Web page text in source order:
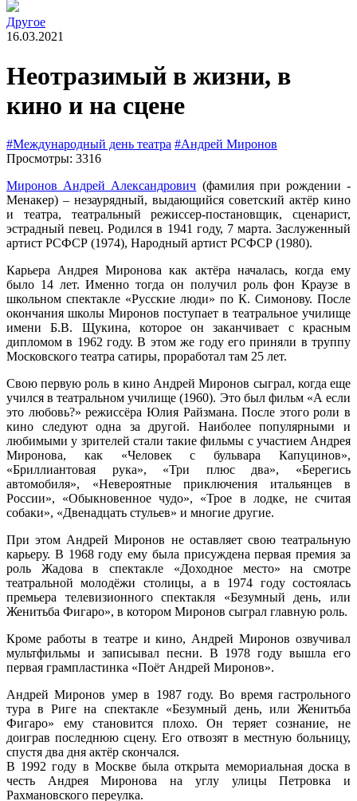
Другое
16.03.2021
Неотразимый в жизни, в
кино и на сцене
#Международный день театра #Андрей Миронов
Просмотры: 3316
Миронов Андрей Александрович (фамилия при рождении -
Менакер) – незаурядный, выдающийся советский актёр кино
и театра, театральный режиссер-постановщик, сценарист,
эстрадный певец. Родился в 1941 году, 7 марта. Заслуженный
артист РСФСР (1974), Народный артист РСФСР (1980).
Карьера Андрея Миронова как актёра началась, когда ему
было 14 лет. Именно тогда он получил роль фон Краузе в
школьном спектакле «Русские люди» по К. Симонову. После
окончания школы Миронов поступает в театральное училище
имени Б.В. Щукина, которое он заканчивает с красным
дипломом в 1962 году. В этом же году его приняли в труппу
Московского театра сатиры, проработал там 25 лет.
Свою первую роль в кино Андрей Миронов сыграл, когда еще
учился в театральном училище (1960). Это был фильм «А если
это любовь?» режиссёра Юлия Райзмана. После этого роли в
кино следуют одна за другой. Наиболее популярными и
любимыми у зрителей стали такие фильмы с участием Андрея
Миронова, как «Человек с бульвара Капуцинов»,
«Бриллиантовая рука», «Три плюс два», «Берегись
автомобиля», «Невероятные приключения итальянцев в
России», «Обыкновенное чудо», «Трое в лодке, не считая
собаки», «Двенадцать стульев» и многие другие.
При этом Андрей Миронов не оставляет свою театральную
карьеру. В 1968 году ему была присуждена первая премия за
роль Жадова в спектакле «Доходное место» на смотре
театральной молодёжи столицы, а в 1974 году состоялась
премьера телевизионного спектакля «Безумный день, или
Женитьба Фигаро», в котором Миронов сыграл главную роль.
Кроме работы в театре и кино, Андрей Миронов озвучивал
мультфильмы и записывал песни. В 1978 году вышла его
первая грампластинка «Поёт Андрей Миронов».
Андрей Миронов умер в 1987 году. Во время гастрольного
тура в Риге на спектакле «Безумный день, или Женитьба
Фигаро» ему становится плохо. Он теряет сознание, не
доиграв последнюю сцену. Его отвозят в местную больницу,
спустя два дня актёр скончался.
В 1992 году в Москве была открыта мемориальная доска в
честь Андрея Миронова на углу улицы Петровка и
Рахмановского переулка.